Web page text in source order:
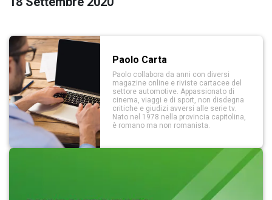
Paolo Carta
Paolo collabora da anni con diversi
magazine online e riviste cartacee del
settore automotive. Appassionato di
cinema, viaggi e di sport, non disdegna
critiche e giudizi avversi alle serie tv.
Nato nel 1978 nella provincia capitolina,
è romano ma non romanista.